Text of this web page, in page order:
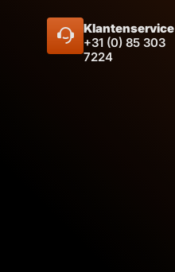
Klantenservice
+31 (0) 85 303
7224